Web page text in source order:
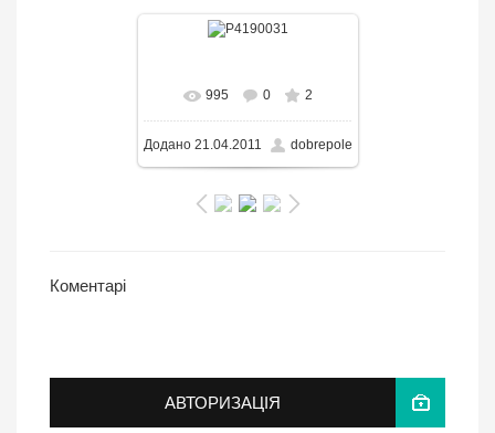
985x768/ 213.4KB
995 0 2
Додано21.04.2011 dobrepole
Коментарі
АВТОРИЗАЦІЯ